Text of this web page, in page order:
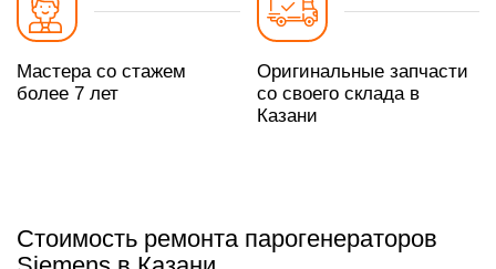
Мастера со стажем
более 7 лет
Оригинальные запчасти
со своего склада в
Казани
Стоимость ремонта парогенераторов